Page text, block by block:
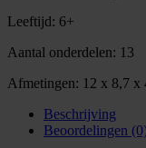
Leeftijd: 6+
Aantal onderdelen: 13
Afmetingen: 12 x 8,7 x
Beschrijving
Beoordelingen